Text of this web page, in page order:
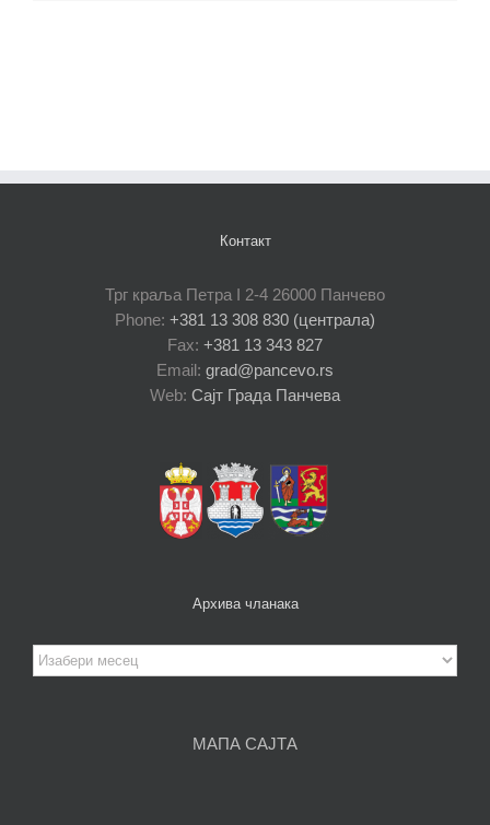
Контакт
Трг краља Петра I 2-4 26000 Панчево
Phone: +381 13 308 830 (централа)
Fax: +381 13 343 827
Email: grad@pancevo.rs
Web: Сајт Града Панчева
Архива чланака
Архива
чланака
МАПА САЈТА